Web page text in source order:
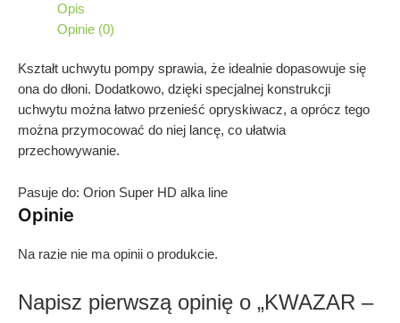
Opis
Opinie (0)
Kształt uchwytu pompy sprawia, że idealnie dopasowuje się
ona do dłoni. Dodatkowo, dzięki specjalnej konstrukcji
uchwytu można łatwo przenieść opryskiwacz, a oprócz tego
można przymocować do niej lancę, co ułatwia
przechowywanie.
Pasuje do: Orion Super HD alka line
Opinie
Na razie nie ma opinii o produkcie.
Napisz pierwszą opinię o „KWAZAR –